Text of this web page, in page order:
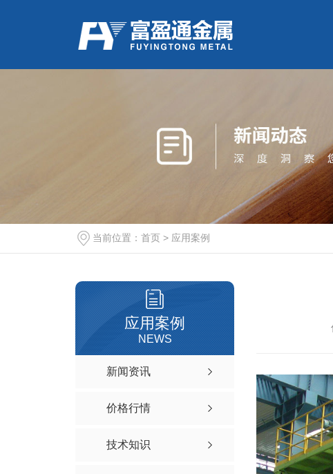
当前位置： 首页> 应用案例
应用案例
NEWS
新闻资讯
价格行情
技术知识